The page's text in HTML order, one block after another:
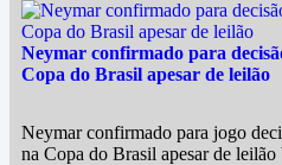
Neymar confirmado para
Copa do Brasil apesar de leilão
Neymar confirmado para jogo
na Copa do Brasil apesar de